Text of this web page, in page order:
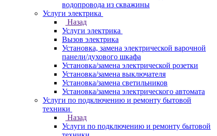
водопровода из скважины
Услуги электрика
Назад
Услуги электрика
Вызов электрика
Установка, замена электрической варочной
панели/духового шкафа
Установка/замена электрической розетки
Установка/замена выключателя
Установка/замена светильников
Установка/замена электрического автомата
Услуги по подключению и ремонту бытовой
техники
Назад
Услуги по подключению и ремонту бытовой